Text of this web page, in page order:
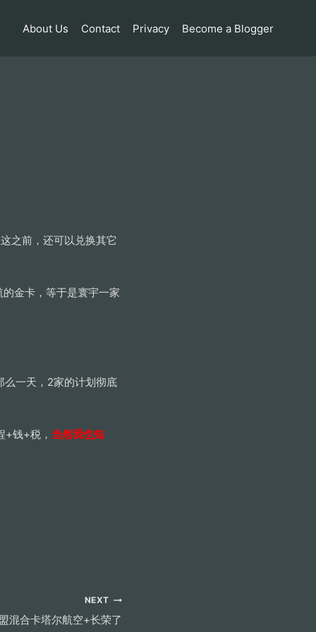
About Us Contact Privacy Become a Blogger
之前，还可以兑换其它
金卡，等于是寰宇一家
么一天，2家的计划彻底
+钱+税， 当然我也知
NEXT
混合卡塔尔航空+长荣了